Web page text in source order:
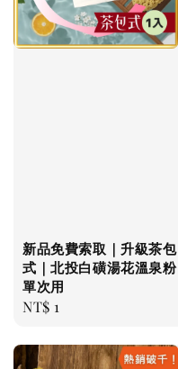
新品免費索取｜升級茶包
式｜北投白磺湯花溫泉粉
單次用
Regular
NT$ 1